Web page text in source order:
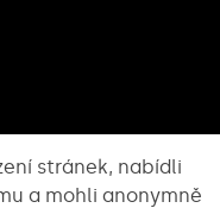
stránek, nabídli
a mohli anonymně